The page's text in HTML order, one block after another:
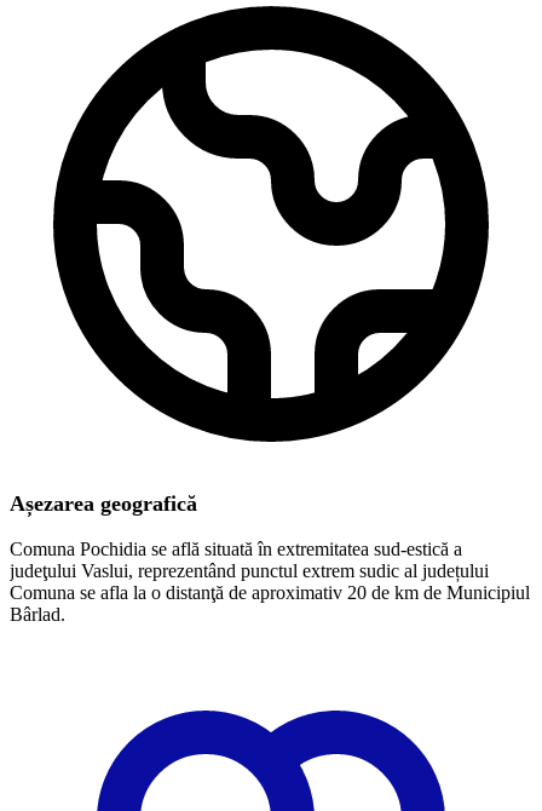
Așezarea geografică
Comuna Pochidia se află situată în extremitatea sud-estică a
judeţului Vaslui, reprezentând punctul extrem sudic al județului
Comuna se afla la o distanţă de aproximativ 20 de km de Municipiul
Bârlad.